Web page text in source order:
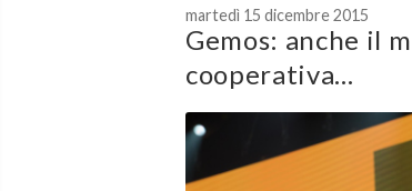
martedì 15 dicembre 2015
Gemos: anche il
cooperativa...